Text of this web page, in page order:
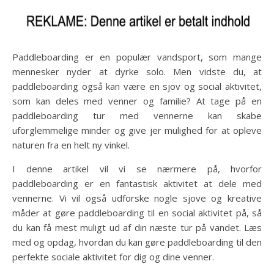
Paddleboarding er en populær vandsport, som mange
mennesker nyder at dyrke solo. Men vidste du, at
paddleboarding også kan være en sjov og social aktivitet,
som kan deles med venner og familie? At tage på en
paddleboarding tur med vennerne kan skabe
uforglemmelige minder og give jer mulighed for at opleve
naturen fra en helt ny vinkel.
I denne artikel vil vi se nærmere på, hvorfor
paddleboarding er en fantastisk aktivitet at dele med
vennerne. Vi vil også udforske nogle sjove og kreative
måder at gøre paddleboarding til en social aktivitet på, så
du kan få mest muligt ud af din næste tur på vandet. Læs
med og opdag, hvordan du kan gøre paddleboarding til den
perfekte sociale aktivitet for dig og dine venner.